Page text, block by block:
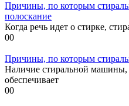
Причины, по которым
полоскание
Когда речь идет о стирке,
00
Причины, по которым
Наличие стиральной машины,
обеспечивает
00